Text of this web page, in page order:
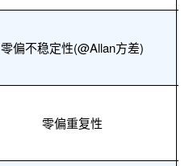
零偏不稳定性(@Allan方差)
零偏重复性